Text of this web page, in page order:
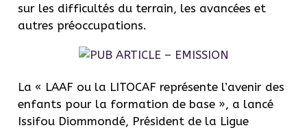
sur les difficultés du terrain, les avancées et
autres préoccupations.
La « LAAF ou la LITOCAF représente l’avenir des
enfants pour la formation de base », a lancé
Issifou Diommondé, Président de la Ligue